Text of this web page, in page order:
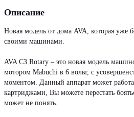
Описание
Новая модель от дома AVA, которая уже
своими машинами.
AVA C3 Rotary – это новая модель
мотором Mabuchi в 6 вольт, с
моментом. Данный аппарат может
картриджами, Вы можете перестать
может не понять.